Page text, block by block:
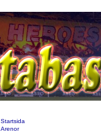
Startsida
Arenor